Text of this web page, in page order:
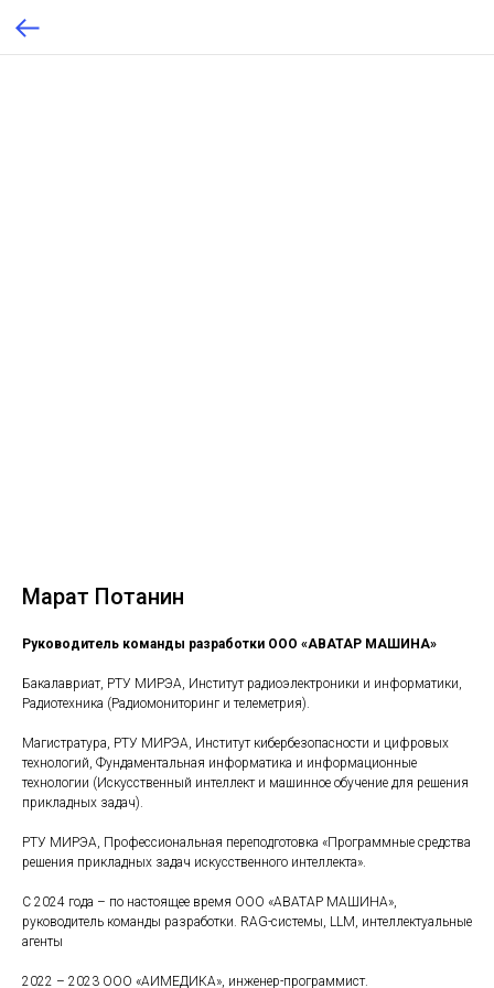
Марат Потанин
Руководитель команды разработки ООО «АВАТАР МАШИНА»
Бакалавриат, РТУ МИРЭА, Институт радиоэлектроники и информатики,
Радиотехника (Радиомониторинг и телеметрия).
Магистратура, РТУ МИРЭА, Институт кибербезопасности и цифровых
технологий, Фундаментальная информатика и информационные
технологии (Искусственный интеллект и машинное обучение для решения
прикладных задач).
РТУ МИРЭА, Профессиональная переподготовка «Программные средства
решения прикладных задач искусственного интеллекта».
С 2024 года – по настоящее время ООО «АВАТАР МАШИНА»,
руководитель команды разработки. RAG-системы, LLM, интеллектуальные
агенты
2022 – 2023 ООО «АИМЕДИКА», инженер-программист.